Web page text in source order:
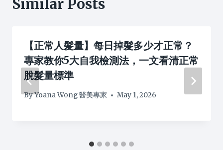
Similar Posts
【正常人髮量】每日掉髮多少才正常？
專家教你5大自我檢測法，一文看清正常
脫髮量標準
ByYoana Wong 醫美專家 May 1, 2026